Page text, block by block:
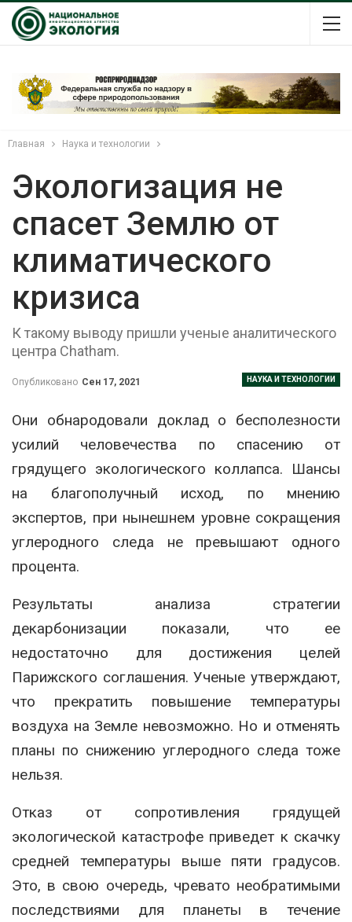
Главная Наука и технологии
Экологизация не
спасет Землю от
климатического
кризиса
К такому выводу пришли ученые аналитического
центра Chatham.
НАУКА И ТЕХНОЛОГИИ
Опубликовано Сен 17, 2021
Они обнародовали доклад о бесполезности
усилий человечества по спасению от
грядущего экологического коллапса. Шансы
на благополучный исход, по мнению
экспертов, при нынешнем уровне сокращения
углеродного следа не превышают одного
процента.
Результаты анализа стратегии
декарбонизации показали, что ее
недостаточно для достижения целей
Парижского соглашения. Ученые утверждают,
что прекратить повышение температуры
воздуха на Земле невозможно. Но и отменять
планы по снижению углеродного следа тоже
нельзя.
Отказ от сопротивления грядущей
экологической катастрофе приведет к скачку
средней температуры выше пяти градусов.
Это, в свою очередь, чревато необратимыми
последствиями для планеты в течение